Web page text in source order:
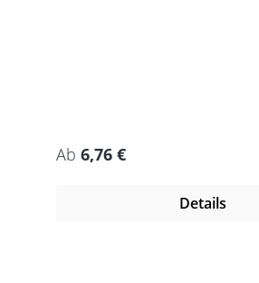
Regulärer Preis:
Ab 6,76 €
Details